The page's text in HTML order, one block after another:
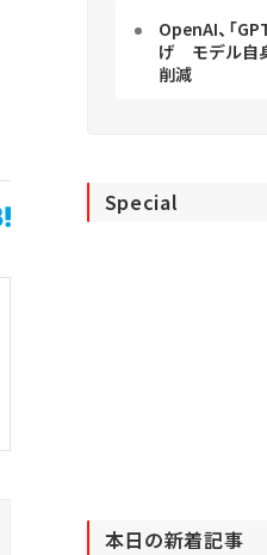
OpenAI、「
げ モデル自
削減
Special
本日の新着記事